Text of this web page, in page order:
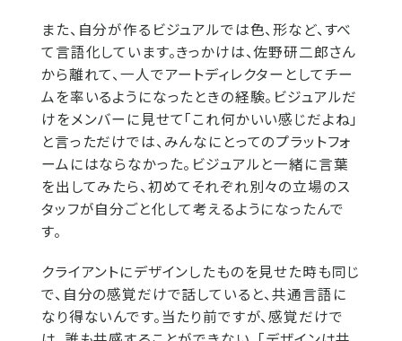
また、自分が作るビジュアルでは色、形など、すべ
て言語化しています。きっかけは、佐野研二郎さん
から離れて、一人でアートディレクターとしてチー
ムを率いるようになったときの経験。ビジュアルだ
けをメンバーに見せて「これ何かいい感じだよね」
と言っただけでは、みんなにとってのプラットフォ
ームにはならなかった。ビジュアルと一緒に言葉
を出してみたら、初めてそれぞれ別々の立場のス
タッフが自分ごと化して考えるようになったんで
す。
クライアントにデザインしたものを見せた時も同じ
で、自分の感覚だけで話していると、共通言語に
なり得ないんです。当たり前ですが、感覚だけで